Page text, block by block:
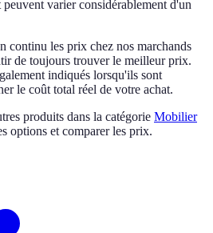
varier considérablement d'un
continu les prix chez nos marchands
de toujours trouver le meilleur prix.
indiqués lorsqu'ils sont
le coût total réel de votre achat.
produits dans la catégorie Mobilier
options et comparer les prix.